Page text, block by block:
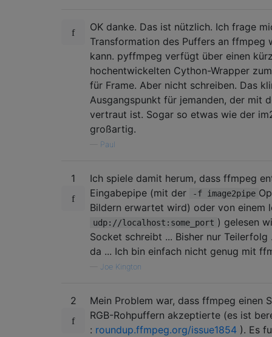
OK danke. Das ist nützlich. Ich frage
Transformation des Puffers an ffmpeg
kann. pyffmpeg verfügt über einen
hochentwickelten Cython-Wrapper
für Frame. Aber nicht schreiben. Das
Ausgangspunkt für jemanden, der mit
vertraut ist. Sogar so etwas wie der
großartig.
Paul
1
Ich spiele damit herum, dass ffmpeg
Eingabepipe (mit der
-f image2pipe
Bildern erwartet wird) oder von einem
udp://localhost:some_port ) gelesen
Socket schreibt ... Bisher nur
da ... Ich bin einfach nicht genug mit
Joe Kington
2
Mein Problem war, dass ffmpeg einen
RGB-Rohpuffern akzeptierte (es ist
: roundup.ffmpeg.org/issue1854 ). Es